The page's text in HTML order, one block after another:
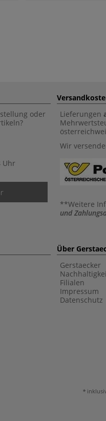
oder
Uhr
Lieferungen
Wir
**Weitere
und
Über
Gerstaecker
Filialen
Impressum
Datenschutz